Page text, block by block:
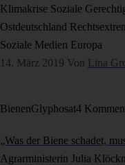
Klimakrise Soziale
Ostdeutschland
Soziale Medien Europa
14. März 2019 Von Lina
BienenGlyphosat4
„Was der Biene schadet,
Agrarministerin Julia